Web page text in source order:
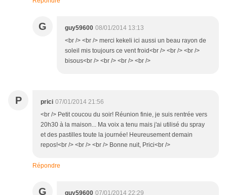
G guy59600 08/01/2014 13:13
<br /> <br /> merci kekeli ici aussi un beau rayon de
soleil mis toujours ce vent froid<br /> <br /> <br />
bisous<br /> <br /> <br /> <br />
P prici 07/01/2014 21:56
<br /> Petit coucou du soir! Réunion finie, je suis rentrée vers
20h30 à la maison... Ma voix a tenu mais j'ai utilisé du spray
et des pastilles toute la journée! Heureusement demain
repos!<br /> <br /> <br /> Bonne nuit, Prici<br />
Répondre
G guy59600 07/01/2014 22:29